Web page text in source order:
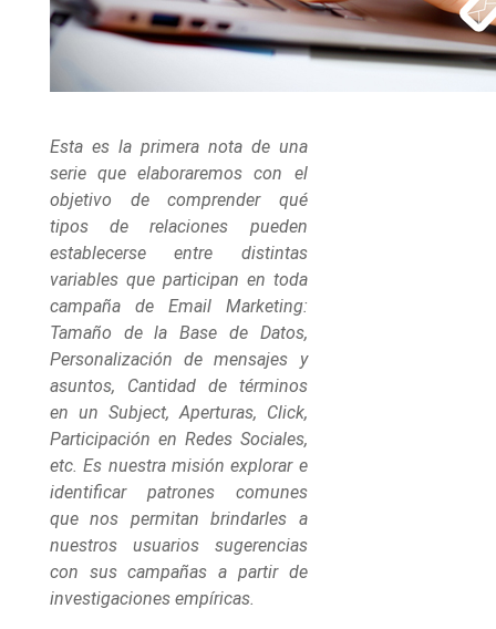
Esta es la primera nota de una
serie que elaboraremos con el
objetivo de comprender qué
tipos de relaciones pueden
establecerse entre distintas
variables que participan en toda
campaña de Email Marketing:
Tamaño de la Base de Datos,
Personalización de mensajes y
asuntos, Cantidad de términos
en un Subject, Aperturas, Click,
Participación en Redes Sociales,
etc. Es nuestra misión explorar e
identificar patrones comunes
que nos permitan brindarles a
nuestros usuarios sugerencias
con sus campañas a partir de
investigaciones empíricas.